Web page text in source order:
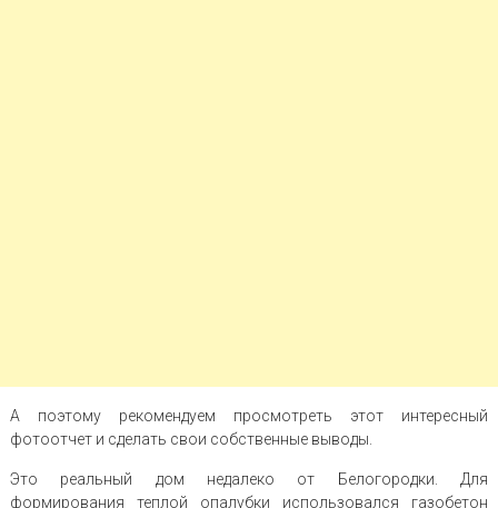
А поэтому рекомендуем просмотреть этот интересный
фотоотчет и сделать свои собственные выводы.
Это реальный дом недалеко от Белогородки. Для
формирования теплой опалубки использовался газобетон